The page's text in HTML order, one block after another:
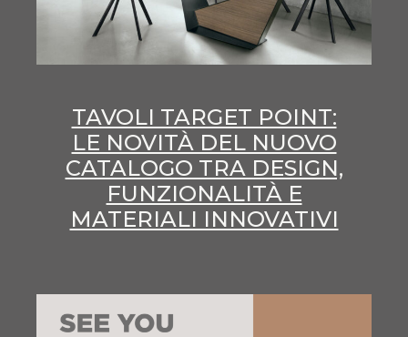
TAVOLI TARGET POINT:
LE NOVITÀ DEL NUOVO
CATALOGO TRA DESIGN,
FUNZIONALITÀ E
MATERIALI INNOVATIVI